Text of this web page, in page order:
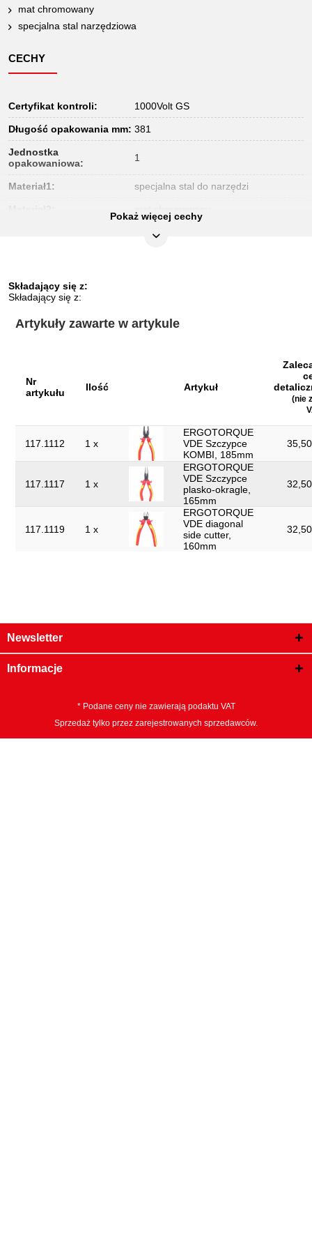
mat chromowany
specjalna stal narzędziowa
CECHY
Certyfikat kontroli: 1000Volt GS
Długość opakowania mm: 381
Jednostka
opakowaniowa:
1
Materiał1: specjalna stal do narzędzi
IEC 60900
Uchwyt:
akceptowane:
izolacja zgodnie z DIN 3120 - ISO
60900
Tak
Pokaż więcej cechy
Składający się z:
Składający się z:
Artykuły zawarte w artykule
Nr
artykułu
Ilość Artykuł
(nie
117.1112 1 x
ERGOTORQUE
VDE Szczypce
KOMBI, 185mm
117.1117 1 x
ERGOTORQUE
VDE Szczypce
plasko-okragle,
165mm
117.1119 1 x
ERGOTORQUE
VDE diagonal
side cutter,
160mm
Newsletter
Informacje
* Podane ceny nie zawierają podaktu VAT
Sprzedaż tylko przez zarejestrowanych sprzedawców.